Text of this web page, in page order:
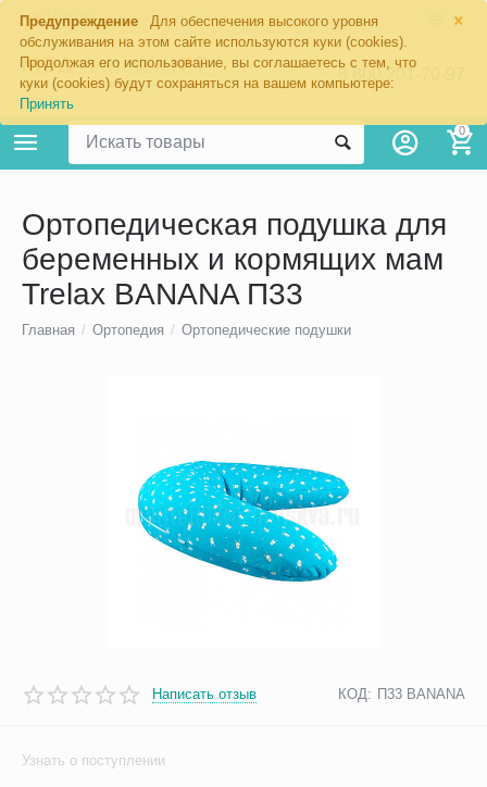
×
Предупреждение
Для обеспечения высокого уровня
обслуживания на этом сайте используются куки (cookies).
Продолжая его использование, вы соглашаетесь с тем, что
куки (cookies) будут сохраняться на вашем компьютере:
Принять
Москва
8 800 201-70-97
0
Ортопедическая подушка для
беременных и кормящих мам
Trelax BANANA П33
Главная / Ортопедия / Ортопедические подушки
Написать отзыв КОД: П33 BANANA
Узнать о поступлении